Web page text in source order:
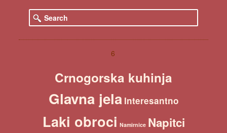
e
r
6
Crnogorska kuhinja
Glavna jela Interesantno
Laki obroci Namirnice Napitci